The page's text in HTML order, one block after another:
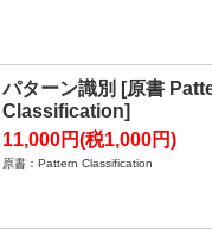
パターン識別 [原書
Classification]
11,000円(税1,000円)
原書：Pattern Classification